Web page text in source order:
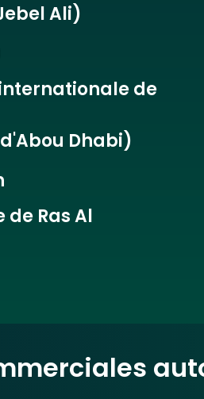
Ali)
de
Dhabi)
de Ras Al